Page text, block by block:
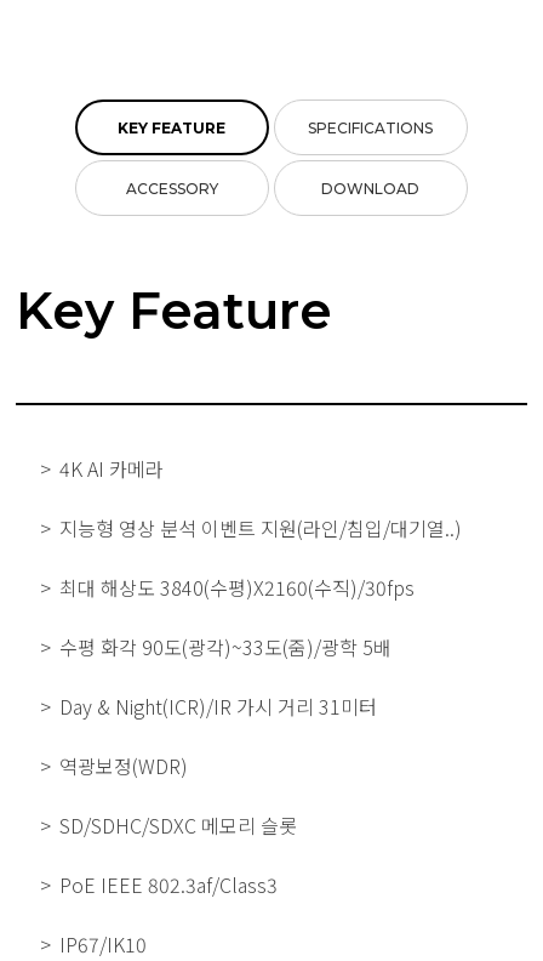
KEY FEATURE SPECIFICATIONS
ACCESSORY DOWNLOAD
Key Feature
4K AI 카메라
지능형 영상 분석 이벤트 지원(라인/침입/대기열..)
최대 해상도 3840(수평)X2160(수직)/30fps
수평 화각 90도(광각)~33도(줌)/광학 5배
Day & Night(ICR)/IR 가시 거리 31미터
역광보정(WDR)
SD/SDHC/SDXC 메모리 슬롯
PoE IEEE 802.3af/Class3
IP67/IK10